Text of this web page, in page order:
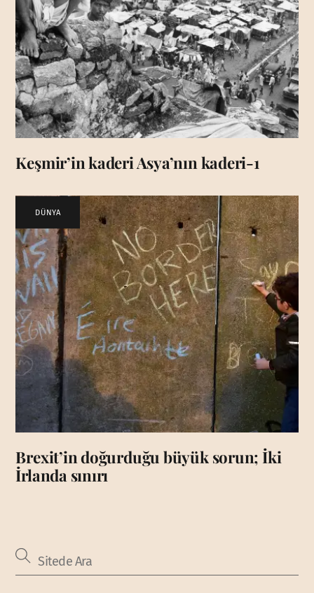
Keşmir’in kaderi Asya’nın kaderi-1
DÜNYA
Brexit’in doğurduğu büyük sorun; İki
İrlanda sınırı